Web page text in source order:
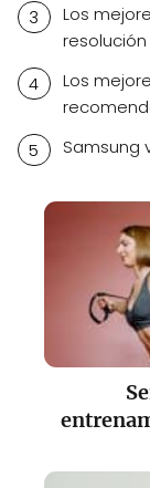
Los
Los
Samsung